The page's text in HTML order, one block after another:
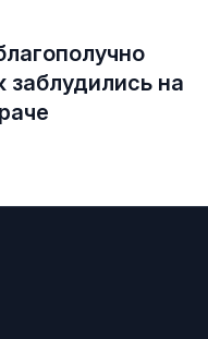
заблудились на